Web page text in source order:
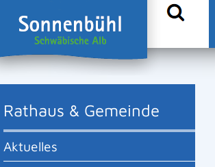
Rathaus & Gemeinde
Aktuelles